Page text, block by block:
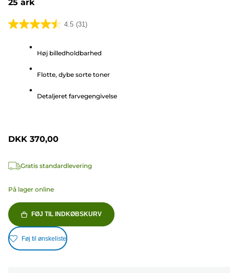
25 ark
4.5 (31)
4.5
stjerner.
Høj billedholdbarhed
Flotte, dybe sorte toner
Detaljeret farvegengivelse
DKK 370,00
Gratis standardlevering
På lager online
FØJ TIL INDKØBSKURV
Føj til ønskeliste